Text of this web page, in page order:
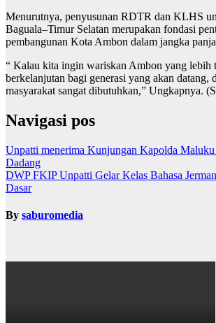
Menurutnya, penyusunan RDTR dan KLHS
Baguala–Timur Selatan merupakan fondasi
pembangunan Kota Ambon dalam jangka
“ Kalau kita ingin wariskan Ambon yang lebih
berkelanjutan bagi generasi yang akan datang,
masyarakat sangat dibutuhkan,” Ungkapnya.
Navigasi pos
Unpatti menerima Kunjungan Kapolda
Dadang
DWP FKIP Unpatti Gelar Kelas Bahasa
Dasar
By saburomedia